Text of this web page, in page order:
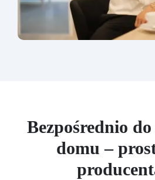
Bezpośrednio
domu –